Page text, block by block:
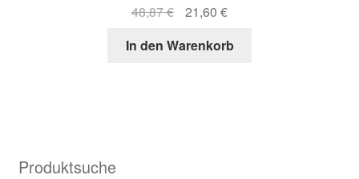
48,87€
Ursprünglicher
war:
21,60 €Aktueller
ist:
In den Warenkorb
Produktsuche